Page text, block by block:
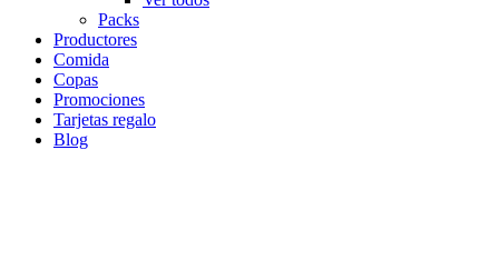
Packs
Productores
Comida
Copas
Promociones
Tarjetas regalo
Blog